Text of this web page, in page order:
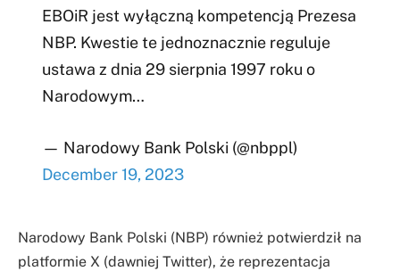
EBOiR jest wyłączną kompetencją Prezesa
NBP. Kwestie te jednoznacznie reguluje
ustawa z dnia 29 sierpnia 1997 roku o
Narodowym…
— Narodowy Bank Polski (@nbppl)
December 19, 2023
Narodowy Bank Polski (NBP) również potwierdził na
platformie X (dawniej Twitter), że reprezentacja